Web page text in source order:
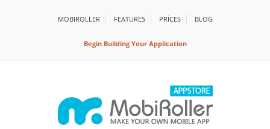
MOBIROLLER FEATURES PRİCES BLOG
Begin Building Your Application